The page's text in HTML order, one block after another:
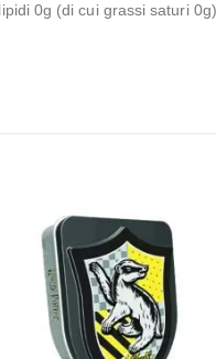
0g (di cui grassi saturi